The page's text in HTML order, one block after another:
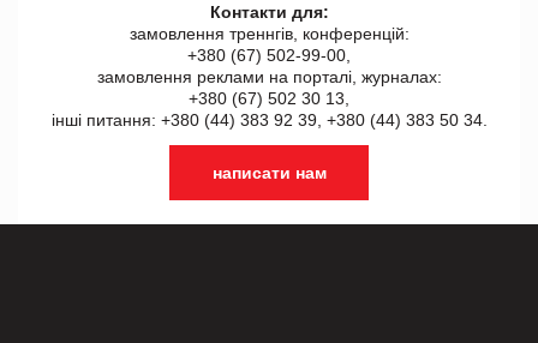
Контакти для:
замовлення треннгів, конференцій:
+380 (67) 502-99-00,
замовлення реклами на порталі, журналах:
+380 (67) 502 30 13,
інші питання: +380 (44) 383 92 39, +380 (44) 383 50 34.
написати нам